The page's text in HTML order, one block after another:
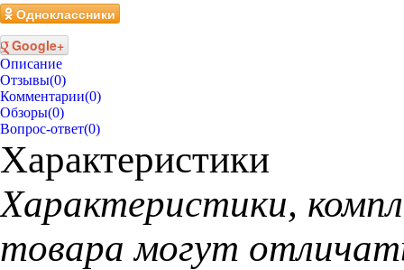
Одноклассники
Google+
Описание
Отзывы(0)
Комментарии(0)
Обзоры(0)
Вопрос-ответ(0)
Характеристики
Xарактеристики,
товара могут